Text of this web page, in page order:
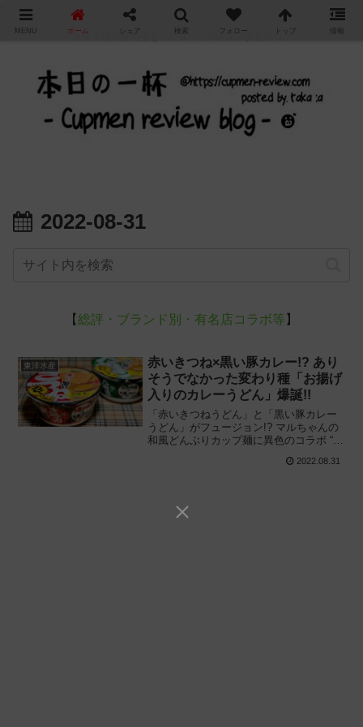
カップ麺の新商品をレビュー / アレンジするブログ
2022-08-31
【総評・ブランド別・有名店コラボ等 】
東洋水産
赤いきつね×黒い豚カレー!? あり
そうでなかった変わり種「お揚げ
入りのカレーうどん」爆誕!!
「赤いきつねうどん」と「黒い豚カレー
うどん」がフュージョン!? マルちゃんの
和風どんぶりカップ麺に異色のコラボ “お
産「赤い×黒いきつねカレーうどん」を食
2022.08.31
MENU ホーム シェア 検索 フォロー トップ 情報